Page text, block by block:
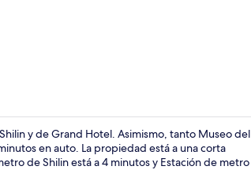
y de Grand Hotel. Asimismo, tanto Museo del
en auto. La propiedad está a una corta
de Shilin está a 4 minutos y Estación de metro